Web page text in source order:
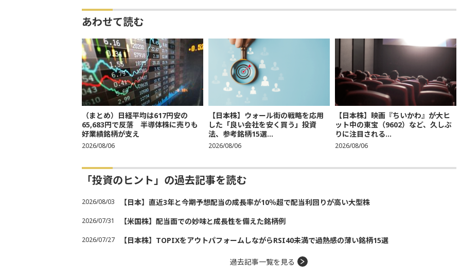
あわせて読む
（まとめ）日経平均は617円安の
65,683円で反落 半導体株に売りも
好業績銘柄が支え
2026/08/06
【日本株】ウォール街の戦略を応用
した「良い会社を安く買う」投資
法、参考銘柄15選...
2026/08/06
【日本株】映画『ちいかわ』が大ヒ
ット中の東宝（9602）など、久しぶ
りに注目される...
2026/08/06
「投資のヒント」の過去記事を読む
2026/08/03 【日本】直近3年と今期予想配当の成長率が10％超で配当利回りが高い大型株
2026/07/31 【米国株】配当面での妙味と成長性を備えた銘柄例
2026/07/27 【日本株】TOPIXをアウトパフォームしながらRSI40未満で過熱感の薄い銘柄15選
過去記事一覧を見る